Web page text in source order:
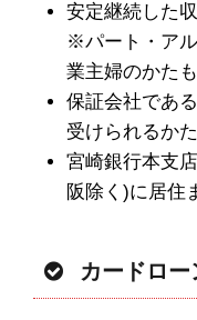
安定継続した
※パート・ア
業主婦のかた
保証会社であ
受けられるかた
宮崎銀行本支
阪除く)に居住
カードロ